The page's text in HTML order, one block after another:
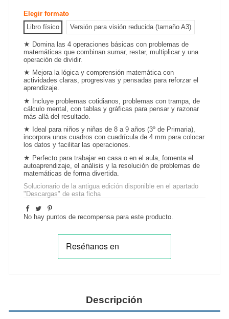
Elegir formato
Libro físico
Versión para visión reducida (tamaño A3)
★ Domina las 4 operaciones básicas con problemas de
matemáticas que combinan sumar, restar, multiplicar y una
operación de dividir.
★ Mejora la lógica y comprensión matemática con
actividades claras, progresivas y pensadas para reforzar el
aprendizaje.
★
Incluye problemas cotidianos, problemas con trampa, de
cálculo mental, con tablas y gráficas para pensar y razonar
más allá del resultado.
★
Ideal para niños y niñas de 8 a 9 años (3º de Primaria),
incorpora unos cuadros con cuadrícula de 4 mm para colocar
los datos y facilitar las operaciones.
★ Perfecto para trabajar en casa o en el aula, fomenta el
autoaprendizaje, el análisis y la resolución de problemas de
matemáticas de forma divertida.
Solucionario de la antigua edición disponible en el apartado
"Descargas" de esta ficha
No hay puntos de recompensa para este producto.
Descripción